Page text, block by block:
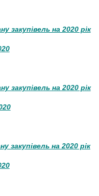
закупівель на 2020 рік
закупівель на 2020 рік
закупівель на 2020 рік